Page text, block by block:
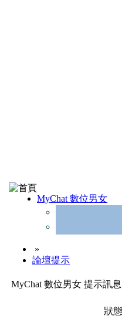
MyChat 數位男女
»
論壇提示
MyChat 數位男女 提示訊息
狀